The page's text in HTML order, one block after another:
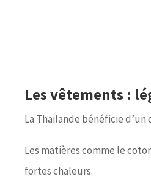
Les vêtements :
La Thaïlande bénéficie
Les matières comme le
fortes chaleurs.